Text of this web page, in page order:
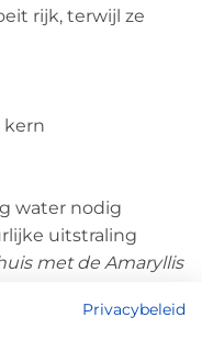
rijk, terwijl ze
kern
water nodig
uitstraling
met de Amaryllis
Privacybeleid